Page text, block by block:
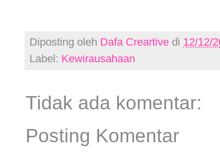
Diposting oleh Dafa Creartive di 12/12/
Label: Kewirausahaan
Tidak ada komentar:
Posting Komentar